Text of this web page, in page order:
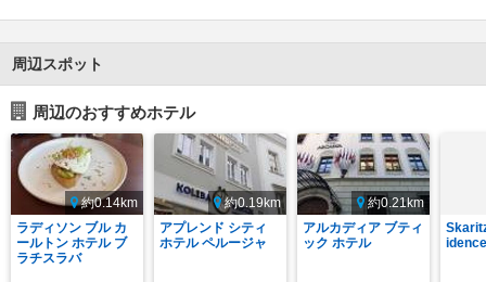
周辺スポット
周辺のおすすめホテル
約0.14km
ラディソン ブル カ
ールトン ホテル ブ
ラチスラバ
約0.19km
アプレンド シティ
ホテル ペルージャ
約0.21km
アルカディア ブティ
ック ホテル
idence